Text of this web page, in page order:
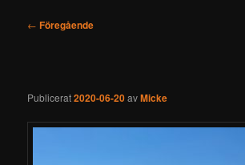
Inläggsnavigering
← Föregående
Publicerat2020-06-20avMicke